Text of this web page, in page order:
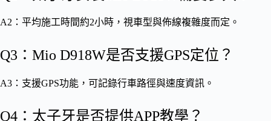
A2：平均施工時間約2小時，視車型與佈線複雜度而定。
Q3：Mio D918W是否支援GPS定位？
A3：支援GPS功能，可記錄行車路徑與速度資訊。
Q4：太子牙是否提供APP教學？